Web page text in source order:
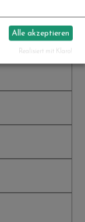
Alle akzeptieren
Realisiert mit Klaro!